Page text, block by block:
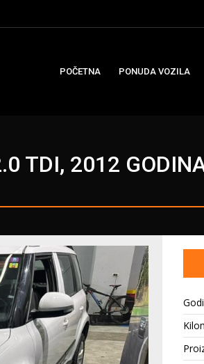
POČETNA PONUDA VOZILA
TDI, 2012